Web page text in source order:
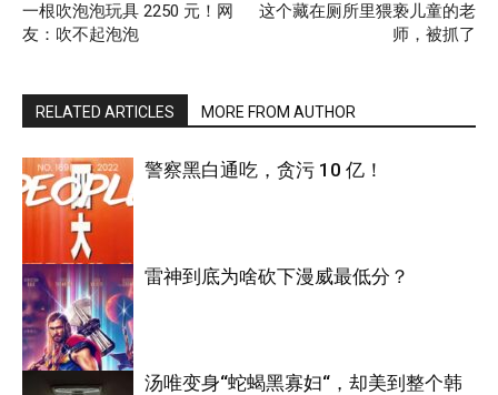
一根吹泡泡玩具 2250 元！网
友：吹不起泡泡
这个藏在厕所里猥亵儿童的老
师，被抓了
RELATED ARTICLES MORE FROM AUTHOR
电影
警察黑白通吃，贪污 10 亿！
雷神到底为啥砍下漫威最低分？
汤唯变身“蛇蝎黑寡妇“，却美到整个韩